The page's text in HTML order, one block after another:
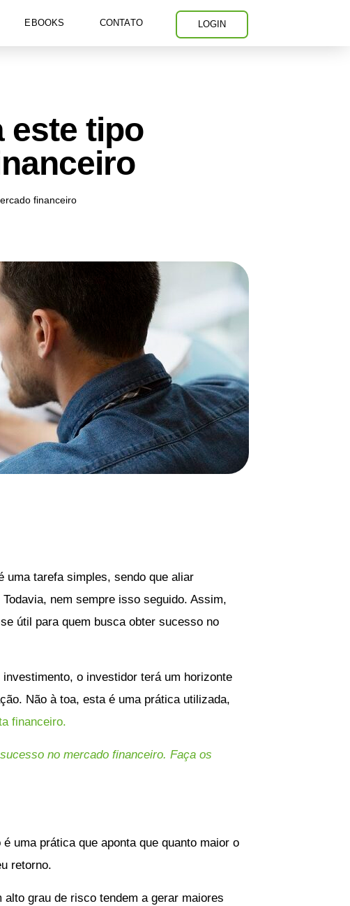
EBOOKS CONTATO LOGIN
este tipo
financeiro
uma tarefa simples, sendo que aliar
nem sempre isso seguido. Assim,
útil para quem busca obter sucesso no
investimento, o investidor terá um horizonte
Não à toa, esta é uma prática utilizada,
financeiro.
no mercado financeiro. Faça os
uma prática que aponta que quanto maior o
retorno.
alto grau de risco tendem a gerar maiores